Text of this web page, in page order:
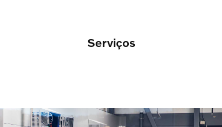
Serviços